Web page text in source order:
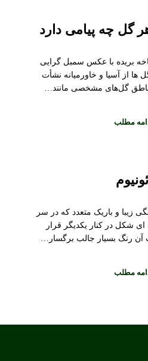
گل چه پیامی دارد
بریده با عکس سمبل ‌گرایی
ها از آسیا و خاورمیانه نشأت
گل‌های مشخصی مانند…
مطلب
آئونیوم
زیبا و باریک متعدد که در سر
شکل در کنار یکدیگر قرار
آن رنگ بسیار جالب برگسار…
مطلب